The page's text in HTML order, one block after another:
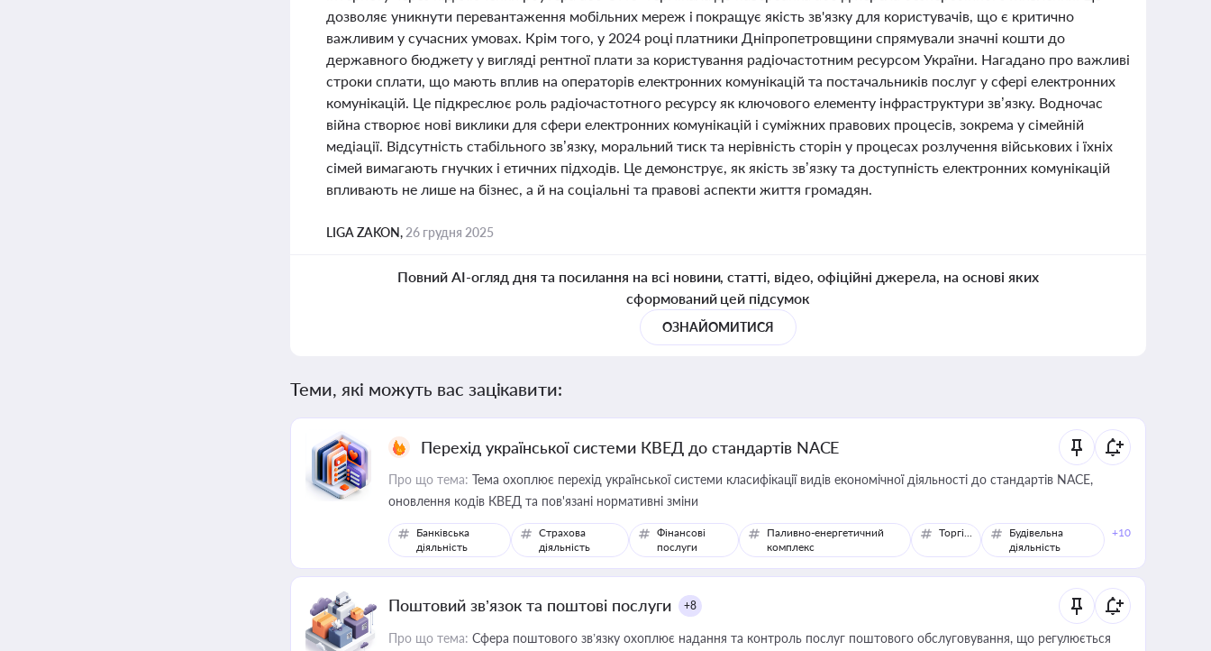
дозволяє уникнути перевантаження мобільних мереж і покращує якість зв'язку для користувачів, що є критично
важливим у сучасних умовах. Крім того, у 2024 році платники Дніпропетровщини спрямували значні кошти до
державного бюджету у вигляді рентної плати за користування радіочастотним ресурсом України. Нагадано про важливі
строки сплати, що мають вплив на операторів електронних комунікацій та постачальників послуг у сфері електронних
комунікацій. Це підкреслює роль радіочастотного ресурсу як ключового елементу інфраструктури зв’язку. Водночас
війна створює нові виклики для сфери електронних комунікацій і суміжних правових процесів, зокрема у сімейній
медіації. Відсутність стабільного зв’язку, моральний тиск та нерівність сторін у процесах розлучення військових і їхніх
сімей вимагають гнучких і етичних підходів. Це демонструє, як якість зв’язку та доступність електронних комунікацій
впливають не лише на бізнес, а й на соціальні та правові аспекти життя громадян.
LIGA ZAKON, 26 грудня 2025
Повний AI-огляд дня та посилання на всі новини, статті, відео, офіційні джерела, на основі яких
сформований цей підсумок
ОЗНАЙОМИТИСЯ
Теми, які можуть вас зацікавити:
Перехід української системи КВЕД до стандартів NACE
Про що тема: Тема охоплює перехід української системи класифікації видів економічної діяльності до стандартів NACE,
оновлення кодів КВЕД та пов'язані нормативні зміни
Банківська
діяльність
Страхова
діяльність
Фінансові
послуги
Паливно-енергетичний
комплекс
Торгівля
Будівельна
діяльність
+10
Поштовий зв’язок та поштові послуги +8
Про що тема: Сфера поштового зв’язку охоплює надання та контроль послуг поштового обслуговування, що регулюється